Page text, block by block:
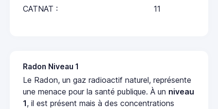
CATNAT : 11
Radon Niveau 1
Le Radon, un gaz radioactif naturel, représente
une menace pour la santé publique. À un niveau
1, il est présent mais à des concentrations